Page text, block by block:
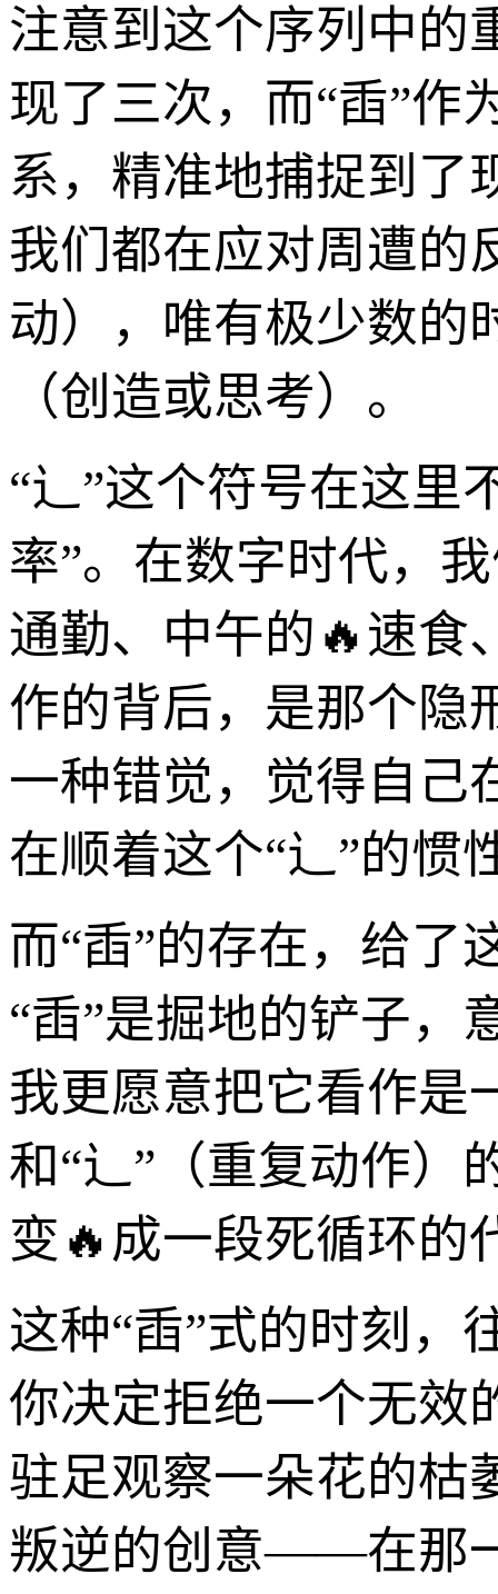
注意到这个序列中的
现了三次，而“臿”作
系，精准地捕捉到了
我们都在应对周遭的
动），唯有极少数的
（创造或思考）。
“辶”这个符号在这里
率”。在数字时代，
通勤、中午的🔥速食
作的背后，是那个隐
一种错觉，觉得自己
在顺着这个“辶”的惯
而“臿”的存在，给了
“臿”是掘地的铲子，
我更愿意把它看作是
和“辶”（重复动作）
变🔥成一段死循环的
这种“臿”式的时刻，
你决定拒绝一个无效
驻足观察一朵花的枯
叛逆的创意——在那